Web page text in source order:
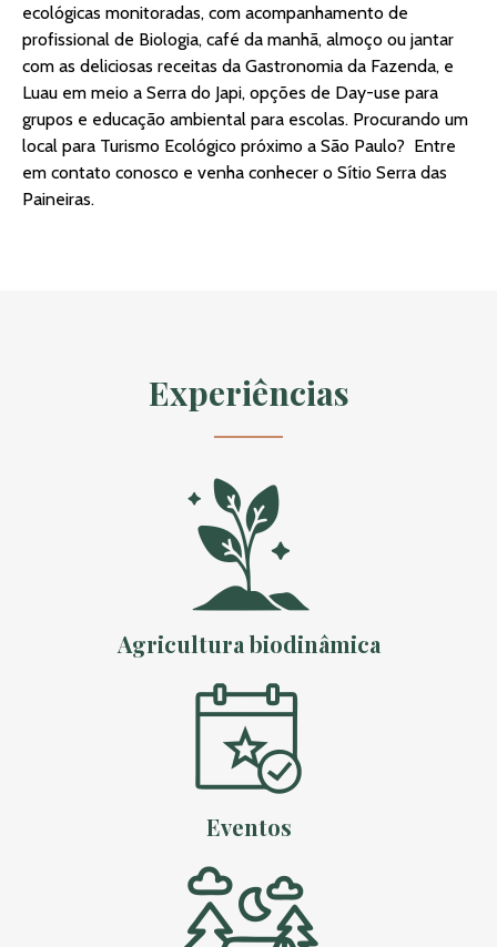
ecológicas monitoradas, com acompanhamento de
profissional de Biologia, café da manhã, almoço ou jantar
com as deliciosas receitas da Gastronomia da Fazenda, e
Luau em meio a Serra do Japi, opções de Day-use para
grupos e educação ambiental para escolas. Procurando um
local para Turismo Ecológico próximo a São Paulo? Entre
em contato conosco e venha conhecer o Sítio Serra das
Paineiras.
Experiências
Agricultura biodinâmica
Eventos